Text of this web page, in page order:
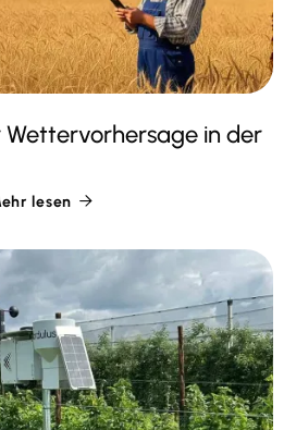
Wettervorhersage in der
lesen 